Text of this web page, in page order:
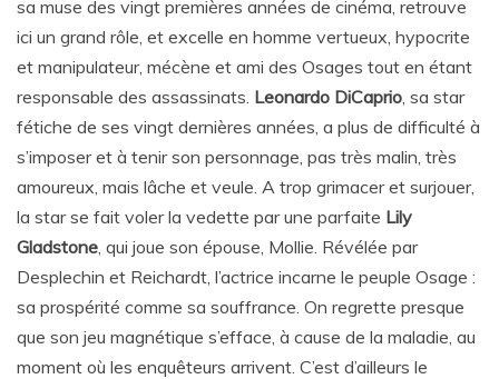
sa muse des vingt premières années de cinéma, retrouve
ici un grand rôle, et excelle en homme vertueux, hypocrite
et manipulateur, mécène et ami des Osages tout en étant
responsable des assassinats. Leonardo DiCaprio, sa star
fétiche de ses vingt dernières années, a plus de difficulté à
s’imposer et à tenir son personnage, pas très malin, très
amoureux, mais lâche et veule. A trop grimacer et surjouer,
la star se fait voler la vedette par une parfaite Lily
Gladstone, qui joue son épouse, Mollie. Révélée par
Desplechin et Reichardt, l’actrice incarne le peuple Osage :
sa prospérité comme sa souffrance. On regrette presque
que son jeu magnétique s’efface, à cause de la maladie, au
moment où les enquêteurs arrivent. C’est d’ailleurs le